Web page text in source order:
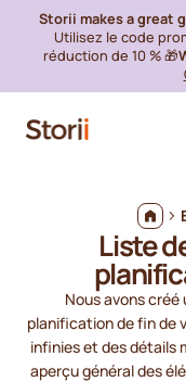
Storii makes a great
Utilisez le code
réduction de 10 % 🎁
Liste
Nous avons
planification de fin de
infinies et des détails
aperçu général des